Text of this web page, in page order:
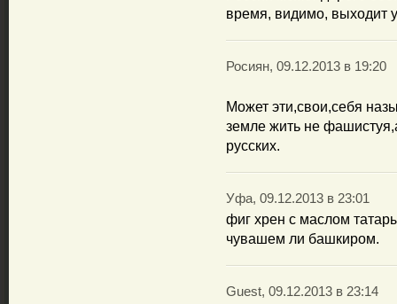
время, видимо, выходит
Росиян, 09.12.2013 в 19:20
Может эти,свои,себя
земле жить не
русских.
Уфа, 09.12.2013 в 23:01
фиг хрен с маслом
чувашем ли башкиром.
Guest, 09.12.2013 в 23:14